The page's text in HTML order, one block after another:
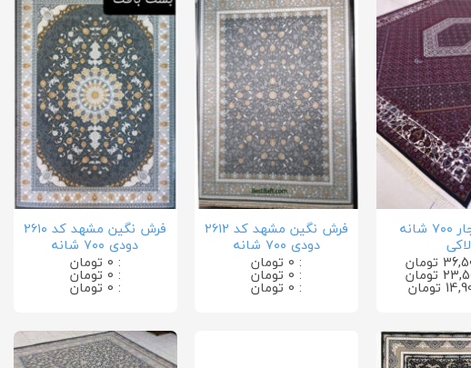
فرش بیجار ۷۰۰ شانه
لاکی
فرش نگین مشهد کد ۲۶۱۲
دودی ۷۰۰ شانه
: 0 تومان
: 0 تومان
: 0 تومان
فرش نگین مشهد کد ۲۶۱۰
دودی ۷۰۰ شانه
: 0 تومان
: 0 تومان
: 0 تومان